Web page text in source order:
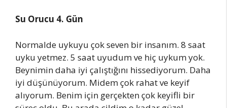
Su Orucu 4. Gün
Normalde uykuyu çok seven bir insanım. 8 saat
uyku yetmez. 5 saat uyudum ve hiç uykum yok.
Beynimin daha iyi çalıştığını hissediyorum. Daha
iyi düşünüyorum. Midem çok rahat ve keyif
alıyorum. Benim için gerçekten çok keyifli bir